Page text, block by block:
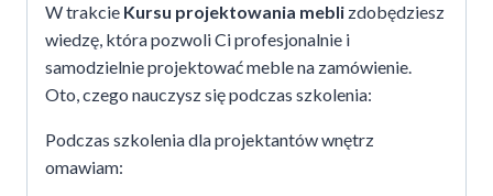
W trakcie Kursu projektowania mebli zdobędziesz
wiedzę, która pozwoli Ci profesjonalnie i
samodzielnie projektować meble na zamówienie.
Oto, czego nauczysz się podczas szkolenia:
Podczas szkolenia dla projektantów wnętrz
omawiam: